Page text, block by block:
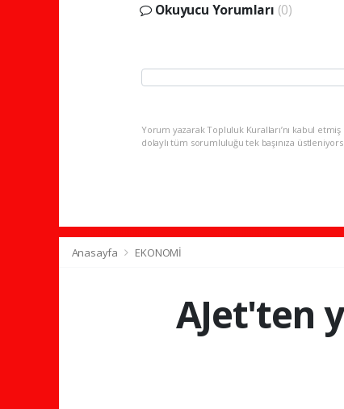
Okuyucu Yorumları (0)
Yorum yazarak Topluluk Kuralları’nı kabul
dolaylı tüm sorumluluğu tek başınıza
Anasayfa EKONOMİ
AJet'ten